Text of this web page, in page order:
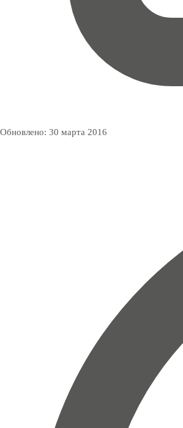
Обновлено: 30 марта 2016